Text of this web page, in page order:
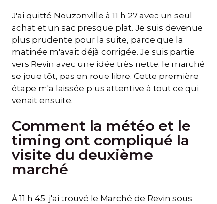
J'ai quitté Nouzonville à 11 h 27 avec un seul
achat et un sac presque plat. Je suis devenue
plus prudente pour la suite, parce que la
matinée m'avait déjà corrigée. Je suis partie
vers Revin avec une idée très nette: le marché
se joue tôt, pas en roue libre. Cette première
étape m'a laissée plus attentive à tout ce qui
venait ensuite.
Comment la météo et le
timing ont compliqué la
visite du deuxième
marché
À 11 h 45, j'ai trouvé le Marché de Revin sous